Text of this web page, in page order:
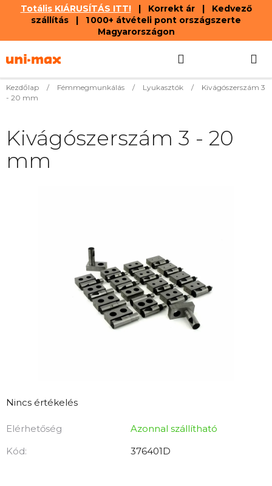
Totális KIÁRUSÍTÁS ITT!| Korrekt ár | Kedvező
szállítás | 1 000+ átvételi pont országszerte
Magyarországon
tartalomhoz
KOSÁR
Kezdőlap / Fémmegmunkálás / Lyukasztók /
Kivágószerszám 3
- 20 mm
A
átlagos
értékelése
Nincs értékelés
Elérhetőség
Azonnal szállítható
Kód:
376401D
Kivágószerszám 3 - 20
mm